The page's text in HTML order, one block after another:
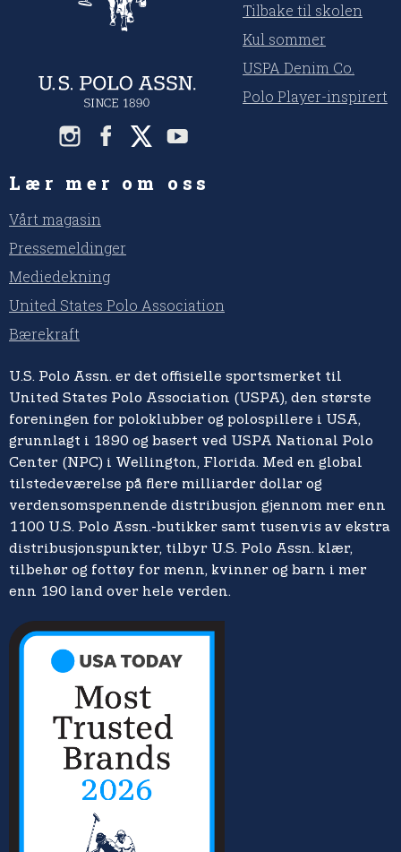
Tilbake til skolen
Kul sommer
USPA Denim Co.
Polo Player-inspirert
Lær mer om oss
Vårt magasin
Pressemeldinger
Mediedekning
United States Polo Association
Bærekraft
U.S. Polo Assn. er det offisielle sportsmerket til
United States Polo Association (USPA), den største
foreningen for poloklubber og polospillere i USA,
grunnlagt i 1890 og basert ved USPA National Polo
Center (NPC) i Wellington, Florida. Med en global
tilstedeværelse på flere milliarder dollar og
verdensomspennende distribusjon gjennom mer enn
1100 U.S. Polo Assn.-butikker samt tusenvis av ekstra
distribusjonspunkter, tilbyr U.S. Polo Assn. klær,
tilbehør og fottøy for menn, kvinner og barn i mer
enn 190 land over hele verden.